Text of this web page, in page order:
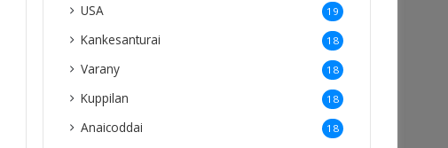
USA 19
Kankesanturai 18
Varany 18
Kuppilan 18
Anaicoddai 18